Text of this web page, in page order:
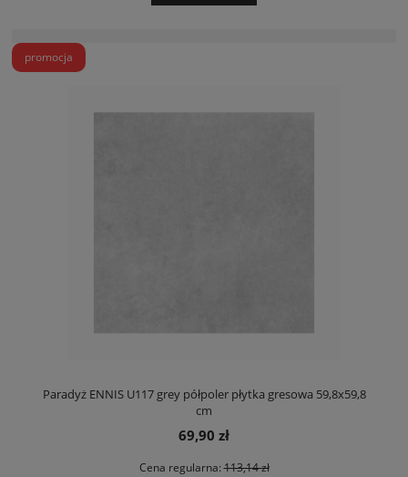
Paradyż ENNIS U117 grey półpoler płytka gresowa 59,8x59,8
cm
69,90 zł
Cena regularna:113,14 zł
promocja